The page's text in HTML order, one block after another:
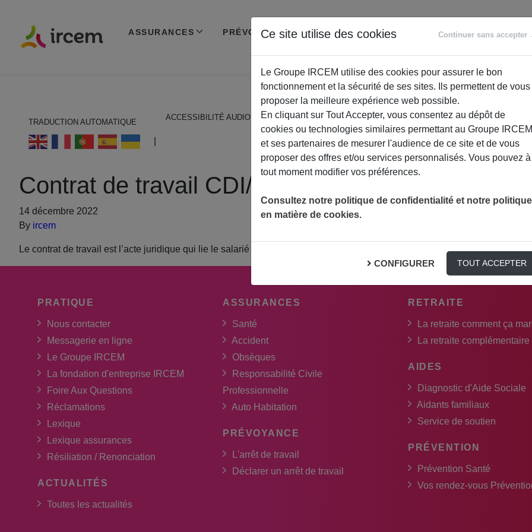
ASSURANCES PRÉVOYANCE RETRAITE
ACCOMPAGNEMENT
TRADUCTION AUTOMATIQUE
ACCESSIBILITÉ AUDIO
Contrat de travail CDI/CDD
14 décembre 2022
By ircem
Le contrat de travail est l’acte juridique qui lie le salarié participant avec son ou ses partiucliers employeurs. Il peut être
PRATIQUE
Nous contacter
Messagerie en ligne
Le Groupe IRCEM
La fondation d'entreprise IRCEM
Foire Aux Questions
Réclamations
Lexique
Lexique assurances
Résiliation / Renonciation
ACTUALITÉS
Toutes les actualités
ASSURANCES
Santé
Accident
Obsèques
Responsabilité Civile
Professionnelle
Auto Habitation
PRÉVOYANCE
L'arrêt de travail
Déclarer un arrêt de travail
RETRAITE
La retraite comment ça
La retraite complémentaire
AIDES
Diagnostic d'Aide Sociale
Aidants familiaux
Service de soutien
PRÉVENTION
Prévention Santé
Vos rendez-vous
Ce site utilise des cookies Continuer sans accepter
Le Groupe IRCEM utilise des cookies pour assurer le bon
fonctionnement et la sécurité de ses sites. Ils permettent de vous
proposer la meilleure expérience web possible.
En cliquant sur Tout Accepter, vous consentez au dépôt de
cookies ou technologies similaires permettant au Groupe IRCEM
et ses partenaires de mesurer l'audience de ce site et de vous
proposer des offres et/ou services personnalisés. Vous pouvez à
tout moment modifier vos préférences.
Consultez notre politique de confidentialité et notre politique
en matière de cookies.
CONFIGURER TOUT ACCEPTER